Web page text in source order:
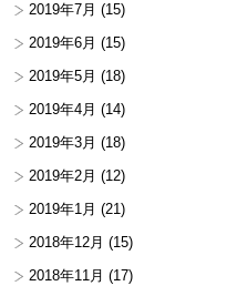
2019年7月 (15)
2019年6月 (15)
2019年5月 (18)
2019年4月 (14)
2019年3月 (18)
2019年2月 (12)
2019年1月 (21)
2018年12月 (15)
2018年11月 (17)